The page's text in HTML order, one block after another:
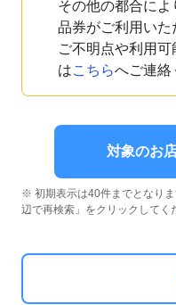
その他の都合に
品券がご利用いた
ご不明点や利用
はこちらへご連絡
対象のお
※ 初期表示は40件までとなり
辺で再検索」をクリックしてく